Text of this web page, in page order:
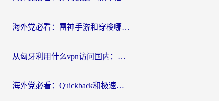
海外党必看：雷神手游和穿梭哪个好？3步教你选对回国加速器（附实测对比）
从匈牙利用什么vpn访问国内：一份海外游子的网络归乡指南
海外党必看：Quickback和极速穿梭VPN好用吗？3步选对回国加速器实现无缝刷国内资源